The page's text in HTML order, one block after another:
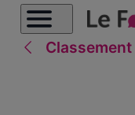
Classement